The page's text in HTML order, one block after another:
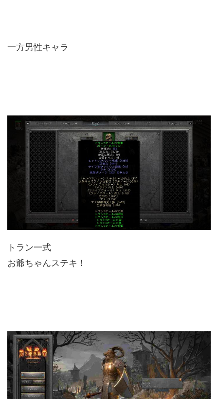
一方男性キャラ
トラン一式
お爺ちゃんステキ！